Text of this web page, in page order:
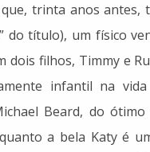
trinta anos antes,
do título), um físico
dois filhos, Timmy e
infantil na
Beard, do ótimo
a bela Katy é